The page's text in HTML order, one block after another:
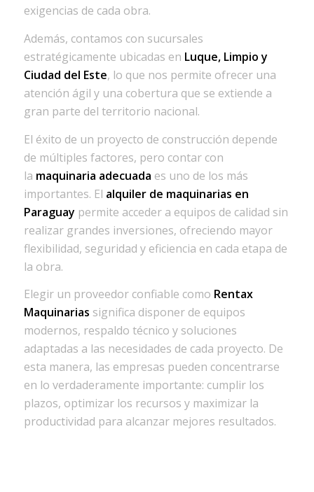
exigencias de cada obra.
Además, contamos con sucursales
estratégicamente ubicadas en Luque, Limpio y
Ciudad del Este, lo que nos permite ofrecer una
atención ágil y una cobertura que se extiende a
gran parte del territorio nacional.
El éxito de un proyecto de construcción depende
de múltiples factores, pero contar con
la maquinaria adecuada es uno de los más
importantes. El alquiler de maquinarias en
Paraguay permite acceder a equipos de calidad sin
realizar grandes inversiones, ofreciendo mayor
flexibilidad, seguridad y eficiencia en cada etapa de
la obra.
Elegir un proveedor confiable como Rentax
Maquinarias significa disponer de equipos
modernos, respaldo técnico y soluciones
adaptadas a las necesidades de cada proyecto. De
esta manera, las empresas pueden concentrarse
en lo verdaderamente importante: cumplir los
plazos, optimizar los recursos y maximizar la
productividad para alcanzar mejores resultados.